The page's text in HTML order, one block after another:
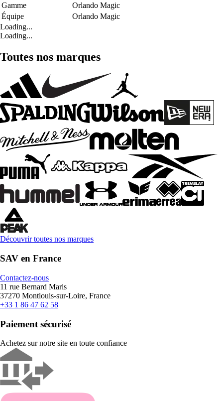
Gamme
Orlando Magic
Équipe
Orlando Magic
Loading...
Loading...
Toutes nos marques
Découvrir toutes nos marques
SAV en France
Contactez-nous
11 rue Bernard Maris
37270 Montlouis-sur-Loire, France
+33 1 86 47 62 58
Paiement sécurisé
Achetez sur notre site en toute confiance